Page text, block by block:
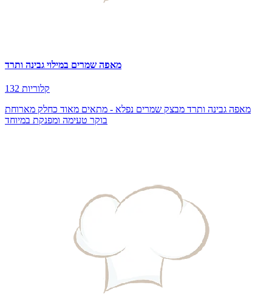
מאפה שמרים במילוי גבינה ותרד
132 קלוריות
מאפה גבינה ותרד מבצק שמרים נפלא - מתאים מאוד כחלק מארוחת
בוקר טעימה ומפנקת במיוחד